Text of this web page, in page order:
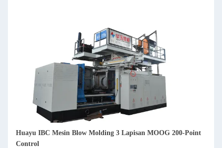
Huayu IBC Mesin Blow Molding 3 Lapisan MOOG 200-Point
Control